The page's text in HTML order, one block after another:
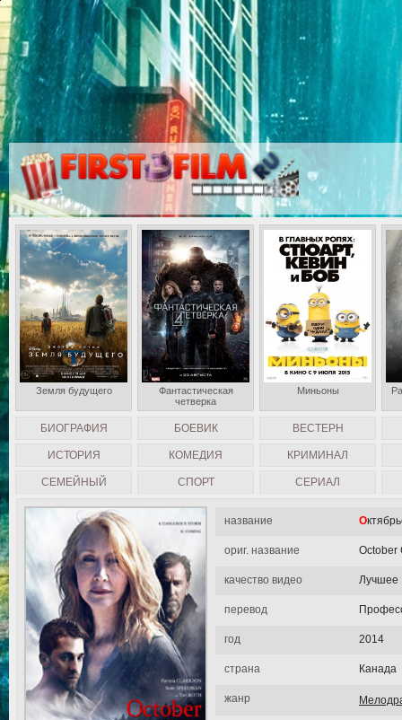
название
ориг. название October
качество видео Лучшее
перевод
год 2014
страна Канада
жанр
БИОГРАФИЯ БОЕВИК ВЕСТЕРН
ИСТОРИЯ КОМЕДИЯ КРИМИНАЛ
СЕМЕЙНЫЙ СПОРТ СЕРИАЛ
Земля будущего
Фантастическая
четверка
Миньоны